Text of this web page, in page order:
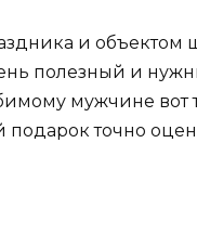
и объектом
полезный и
мужчине вот
подарок точно